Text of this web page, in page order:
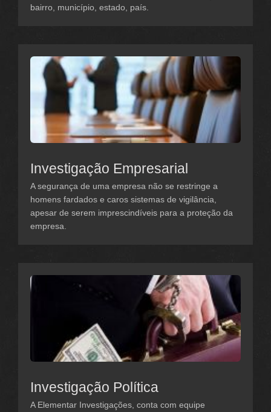
bairro, município, estado, país.
Investigação Empresarial
A segurança de uma empresa não se restringe a
homens fardados e caros sistemas de vigilância,
apesar de serem imprescindíveis para a proteção da
empresa.
Investigação Política
A Elementar Investigações, conta com equipe